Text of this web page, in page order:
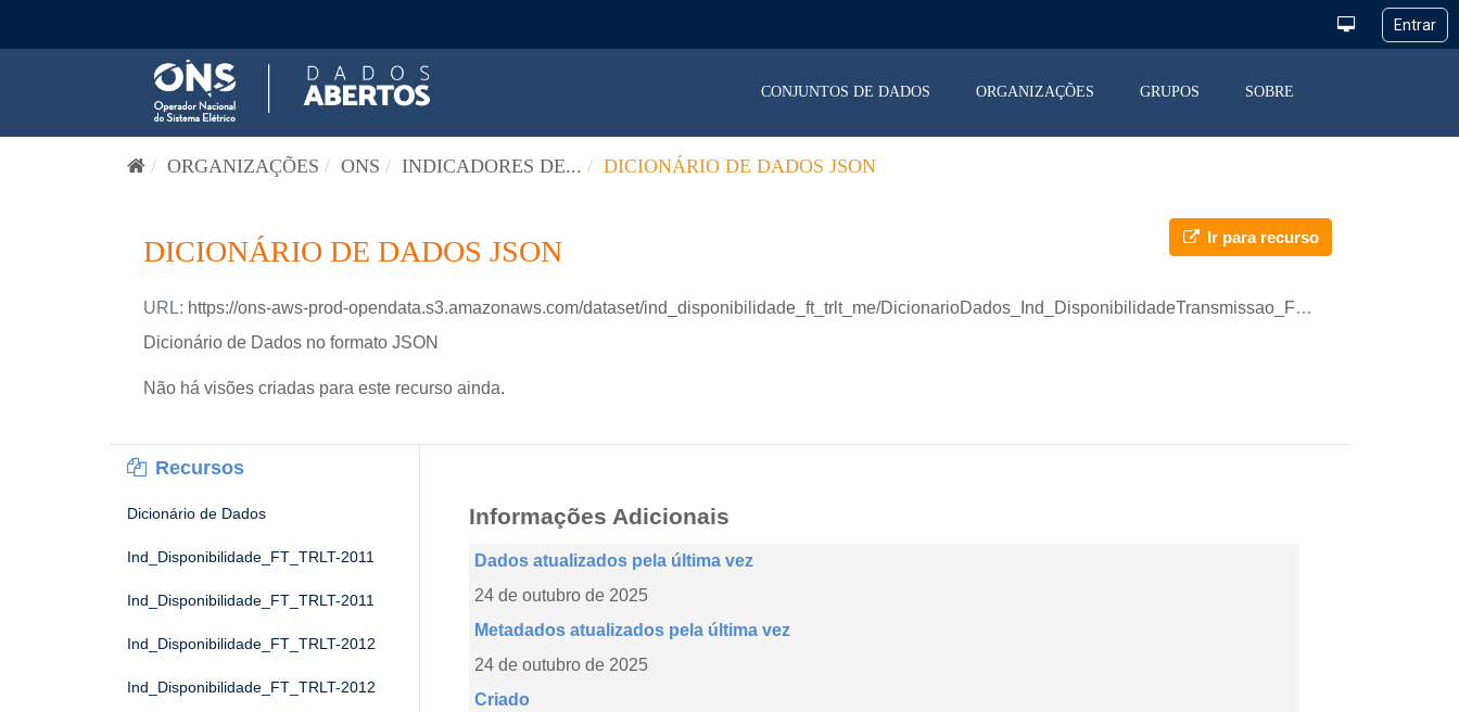
CONJUNTOS DE DADOS ORGANIZAÇÕES GRUPOS SOBRE
ORGANIZAÇÕES ONS INDICADORES DE... DICIONÁRIO DE DADOS JSON
Ir para recurso
DICIONÁRIO DE DADOS JSON
URL: https://ons-aws-prod-opendata.s3.amazonaws.com/dataset/ind_disponibilidade_ft_trlt_me/DicionarioDados_Ind_DisponibilidadeTransmissao_FT_TRLT.json
Dicionário de Dados no formato JSON
Não há visões criadas para este recurso ainda.
Recursos
Dicionário de Dados
Ind_Disponibilidade_FT_TRLT-2011
Ind_Disponibilidade_FT_TRLT-2011
Ind_Disponibilidade_FT_TRLT-2012
Ind_Disponibilidade_FT_TRLT-2012
Informações Adicionais
Dados atualizados pela última vez
24 de outubro de 2025
Metadados atualizados pela última vez
24 de outubro de 2025
Criado